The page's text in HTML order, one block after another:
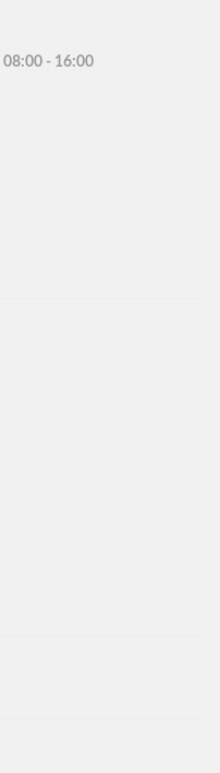
08:00 - 16:00